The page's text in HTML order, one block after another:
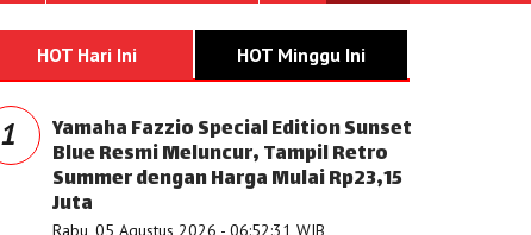
HOT Hari Ini HOT Minggu Ini
1 Yamaha Fazzio Special Edition Sunset
Blue Resmi Meluncur, Tampil Retro
Summer dengan Harga Mulai Rp23,15
Juta
Rabu, 05 Agustus 2026 - 06:52:31 WIB